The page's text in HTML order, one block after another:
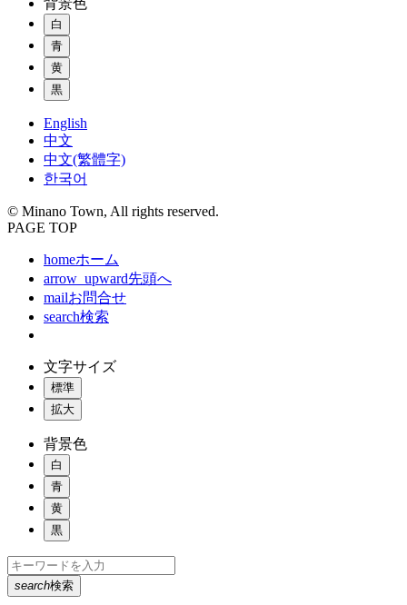
白
青
黄
黒
English
中文
中文(繁體字)
한국어
© Minano Town, All rights reserved.
PAGE TOP
homeホーム
arrow_upward先頭へ
mailお問合せ
search検索
文字サイズ
標準
拡大
背景色
白
青
黄
黒
search検索